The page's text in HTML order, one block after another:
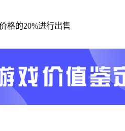
格的20%进行出售